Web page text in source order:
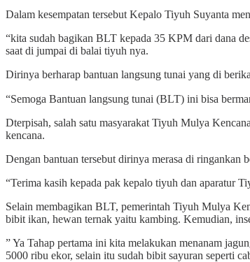
Dalam kesempatan tersebut Kepalo Tiyuh Suyanta
“kita sudah bagikan BLT kepada 35 KPM dari dana
saat di jumpai di balai tiyuh nya.
Dirinya berharap bantuan langsung tunai yang di
“Semoga Bantuan langsung tunai (BLT) ini bisa
Dterpisah, salah satu masyarakat Tiyuh Mulya
kencana.
Dengan bantuan tersebut dirinya merasa di ringankan
“Terima kasih kepada pak kepalo tiyuh dan aparatur
Selain membagikan BLT, pemerintah Tiyuh Mulya
bibit ikan, hewan ternak yaitu kambing. Kemudian,
” Ya Tahap pertama ini kita melakukan menanam
5000 ribu ekor, selain itu sudah bibit sayuran seperti